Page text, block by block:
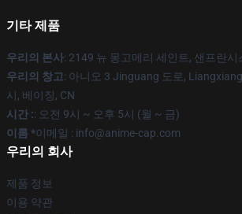
기타 제품
우리의 본사: 2149 뉴 몽고메리 세인트, 샌프란시
우리의 창고: 아니오 3 Jinguang 도로,
시, 베이징, CN
시간 :: 오전 9시 ~ 오후 5시 (월 ~ 금)
이름 *이메일 : info@anime-cap.com
우리의 회사
제품 정보
이용 약관